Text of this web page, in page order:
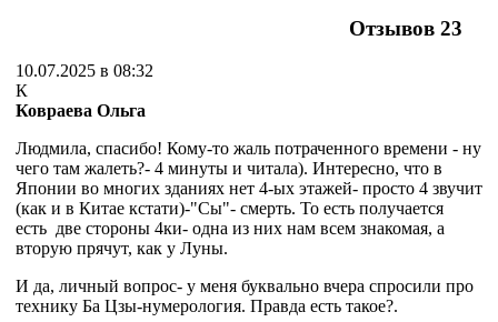
Отзывов 23
10.07.2025 в 08:32
К
Ковраева Ольга
Людмила, спасибо! Кому-то жаль потраченного времени - ну
чего там жалеть?- 4 минуты и читала). Интересно, что в
Японии во многих зданиях нет 4-ых этажей- просто 4 звучит
(как и в Китае кстати)-"Сы"- смерть. То есть получается
есть две стороны 4ки- одна из них нам всем знакомая, а
вторую прячут, как у Луны.
И да, личный вопрос- у меня буквально вчера спросили про
технику Ба Цзы-нумерология. Правда есть такое?.